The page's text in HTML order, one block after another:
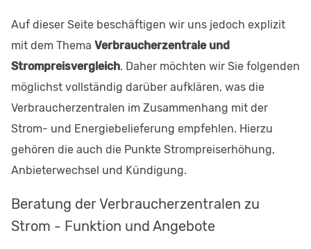
Auf dieser Seite beschäftigen wir uns jedoch explizit
mit dem Thema Verbraucherzentrale und
Strompreisvergleich. Daher möchten wir Sie folgenden
möglichst vollständig darüber aufklären, was die
Verbraucherzentralen im Zusammenhang mit der
Strom- und Energiebelieferung empfehlen. Hierzu
gehören die auch die Punkte Strompreiserhöhung,
Anbieterwechsel und Kündigung.
Beratung der Verbraucherzentralen zu
Strom - Funktion und Angebote